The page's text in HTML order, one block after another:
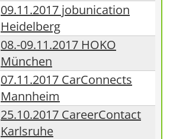
09.11.2017 jobunication
Heidelberg
08.-09.11.2017 HOKO
München
07.11.2017 CarConnects
Mannheim
25.10.2017 CareerContact
Karlsruhe